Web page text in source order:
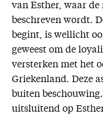
van Esther, waar
beschreven wordt.
begint, is wellicht
geweest om de
versterken met het
Griekenland. Deze
buiten
uitsluitend op